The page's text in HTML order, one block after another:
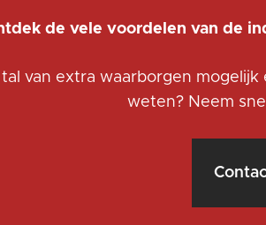
de vele voordelen van de
van extra waarborgen
weten? Neem